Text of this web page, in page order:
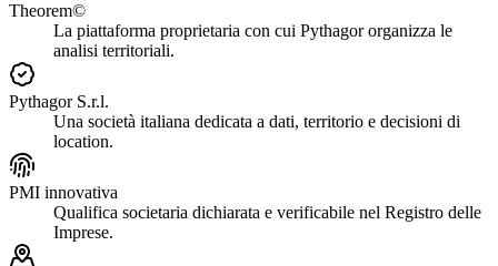
Theorem©
La piattaforma proprietaria con cui Pythagor organizza le
analisi territoriali.
Pythagor S.r.l.
Una società italiana dedicata a dati, territorio e decisioni di
location.
PMI innovativa
Qualifica societaria dichiarata e verificabile nel Registro delle
Imprese.